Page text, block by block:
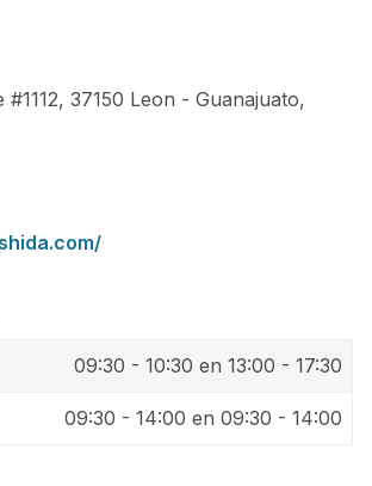
37150 Leon - Guanajuato,
09:30 - 10:30 en 13:00 - 17:30
09:30 - 14:00 en 09:30 - 14:00